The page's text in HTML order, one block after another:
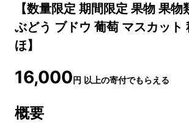
【数量限定 期間限定 果物 果物
ぶどう ブドウ 葡萄 マスカット
ほ】
16,000円 以上の寄付でもらえる
概要